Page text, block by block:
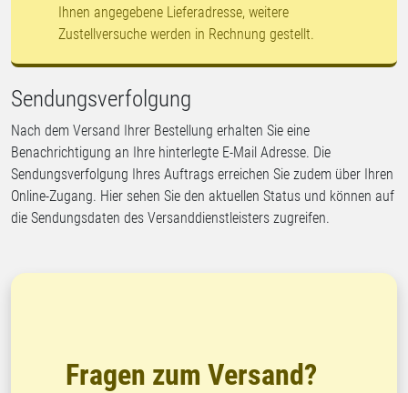
Ihnen angegebene Lieferadresse, weitere
Zustellversuche werden in Rechnung gestellt.
Sendungsverfolgung
Nach dem Versand Ihrer Bestellung erhalten Sie eine
Benachrichtigung an Ihre hinterlegte E-Mail Adresse. Die
Sendungsverfolgung Ihres Auftrags erreichen Sie zudem über Ihren
Online-Zugang. Hier sehen Sie den aktuellen Status und können auf
die Sendungsdaten des Versanddienstleisters zugreifen.
Fragen zum Versand?